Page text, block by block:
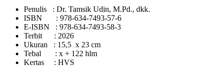
Penulis : Dr. Tamsik Udin, M.Pd., dkk.
ISBN : 978-634-7493-57-6
E-ISBN : 978-634-7493-58-3
Terbit : 2026
Ukuran : 15,5 x 23 cm
Tebal : x + 122 hlm
Kertas : HVS